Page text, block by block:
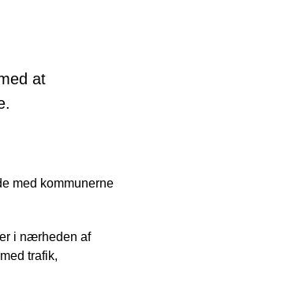
at
med kommunerne
i nærheden af
trafik,